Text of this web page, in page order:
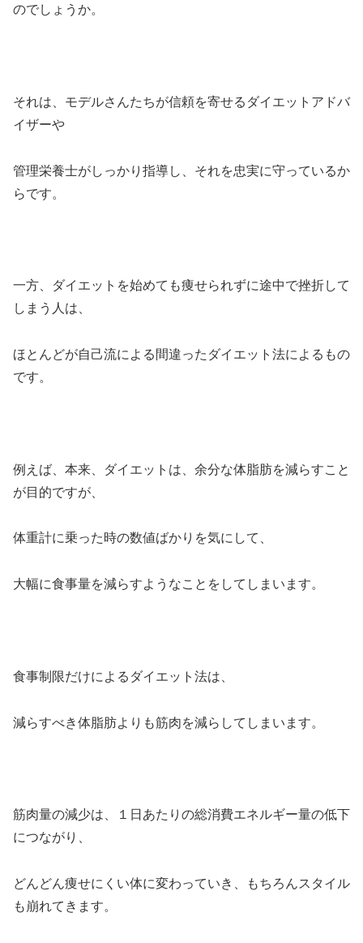
のでしょうか。
それは、モデルさんたちが信頼を寄せるダイエットアドバ
イザーや
管理栄養士がしっかり指導し、それを忠実に守っているか
らです。
一方、ダイエットを始めても痩せられずに途中で挫折して
しまう人は、
ほとんどが自己流による間違ったダイエット法によるもの
です。
例えば、本来、ダイエットは、余分な体脂肪を減らすこと
が目的ですが、
体重計に乗った時の数値ばかりを気にして、
大幅に食事量を減らすようなことをしてしまいます。
食事制限だけによるダイエット法は、
減らすべき体脂肪よりも筋肉を減らしてしまいます。
筋肉量の減少は、１日あたりの総消費エネルギー量の低下
につながり、
どんどん痩せにくい体に変わっていき、もちろんスタイル
も崩れてきます。